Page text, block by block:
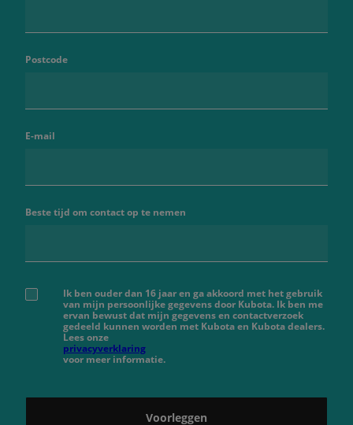
Postcode
E-mail
Beste tijd om contact op te nemen
Ik ben ouder dan 16 jaar en ga akkoord met het gebruik
van mijn persoonlijke gegevens door Kubota. Ik ben me
ervan bewust dat mijn gegevens en contactverzoek
gedeeld kunnen worden met Kubota en Kubota dealers.
Lees onze
privacyverklaring
voor meer informatie.
Voorleggen